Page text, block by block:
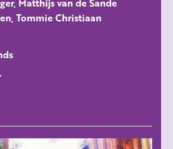
Tommie Christiaan